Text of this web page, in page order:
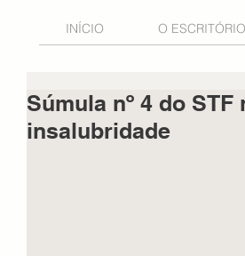
INÍCIO O ESCRITÓRIO
​Súmula nº 4 do
insalubridade